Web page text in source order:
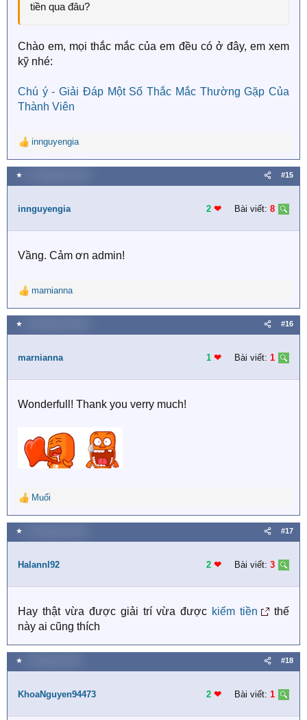
tiền qua đâu?
Chào em, mọi thắc mắc của em đều có ở đây, em xem
kỹ nhé:
Chú ý - Giải Đáp Một Số Thắc Mắc Thường Gặp Của
Thành Viên
R
e
a
c
i
n
:
innguyengia
★ #15
innguyengia 2 ❤︎ Bài viết: 8
Vầng. Cảm ơn admin!
R
e
a
c
i
n
:
marnianna
★ #16
marnianna 1 ❤︎ Bài viết: 1
Wonderfull! Thank you verry much!
R
e
a
c
i
n
:
Muối
★ #17
Halannl92 2 ❤︎ Bài viết: 3
Hay thật vừa được giải trí vừa được kiếm tiền
thế
này ai cũng thích
★ #18
KhoaNguyen94473 2 ❤︎ Bài viết: 1